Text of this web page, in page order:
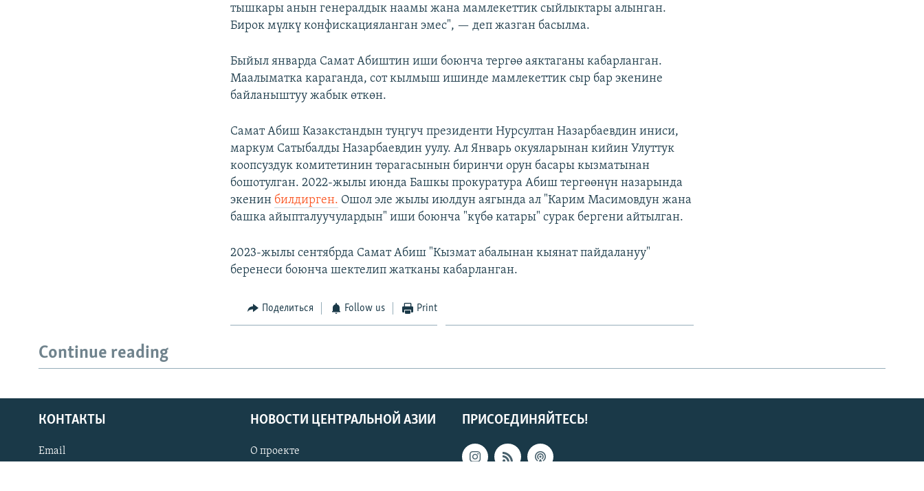
тышкары анын генералдык наамы жана мамлекеттик сыйлыктары алынган.
Бирок мүлкү конфискацияланган эмес", — деп жазган басылма.
Быйыл январда Самат Абиштин иши боюнча тергөө аяктаганы кабарланган.
Маалыматка караганда, сот кылмыш ишинде мамлекеттик сыр бар экенине
байланыштуу жабык өткөн.
Самат Абиш Казакстандын туңгуч президенти Нурсултан Назарбаевдин иниси,
маркум Сатыбалды Назарбаевдин уулу. Ал Январь окуяларынан кийин Улуттук
коопсуздук комитетинин төрагасынын биринчи орун басары кызматынан
бошотулган. 2022-жылы июнда Башкы прокуратура Абиш тергөөнүн назарында
экенин билдирген. Ошол эле жылы июлдун аягында ал "Карим Масимовдун жана
башка айыпталуучулардын" иши боюнча "күбө катары" сурак бергени айтылган.
2023-жылы сентябрда Самат Абиш "Кызмат абалынан кыянат пайдалануу"
беренеси боюнча шектелип жатканы кабарланган.
Поделиться Follow us Print
Continue reading
ПРИСОЕДИНЯЙТЕСЬ!
КОНТАКТЫ
Email
НОВОСТИ ЦЕНТРАЛЬНОЙ АЗИИ
О проекте